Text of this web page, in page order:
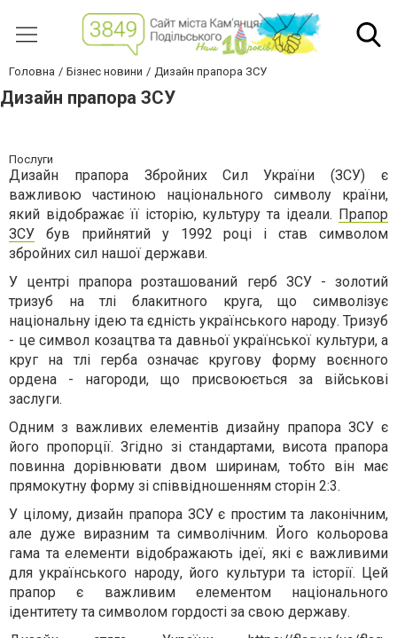
Головна Бізнес новини Дизайн прапора ЗСУ
Дизайн прапора ЗСУ
Послуги
Дизайн прапора Збройних Сил України (ЗСУ) є
важливою частиною національного символу країни,
який відображає її історію, культуру та ідеали. Прапор
ЗСУ був прийнятий у 1992 році і став символом
збройних сил нашої держави.
У центрі прапора розташований герб ЗСУ - золотий
тризуб на тлі блакитного круга, що символізує
національну ідею та єдність українського народу. Тризуб
- це символ козацтва та давньої української культури, а
круг на тлі герба означає кругову форму воєнного
ордена - нагороди, що присвоюється за військові
заслуги.
Одним з важливих елементів дизайну прапора ЗСУ є
його пропорції. Згідно зі стандартами, висота прапора
повинна дорівнювати двом ширинам, тобто він має
прямокутну форму зі співвідношенням сторін 2:3.
У цілому, дизайн прапора ЗСУ є простим та лаконічним,
але дуже виразним та символічним. Його кольорова
гама та елементи відображають ідеї, які є важливими
для українського народу, його культури та історії. Цей
прапор є важливим елементом національного
ідентитету та символом гордості за свою державу.